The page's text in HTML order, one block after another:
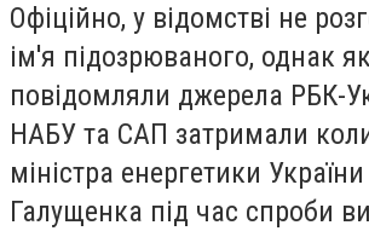
Офіційно, у відомстві не
ім'я підозрюваного, однак як
повідомляли джерела РБК-
НАБУ та САП затримали
міністра енергетики
Галущенка під час спроби